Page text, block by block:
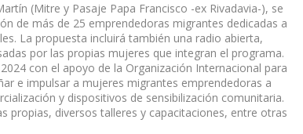
(Mitre y Pasaje Papa Francisco -ex Rivadavia-), se
de más de 25 emprendedoras migrantes dedicadas a
La propuesta incluirá también una radio abierta,
por las propias mujeres que integran el programa.
con el apoyo de la Organización Internacional para
e impulsar a mujeres migrantes emprendedoras a
y dispositivos de sensibilización comunitaria.
propias, diversos talleres y capacitaciones, entre otras